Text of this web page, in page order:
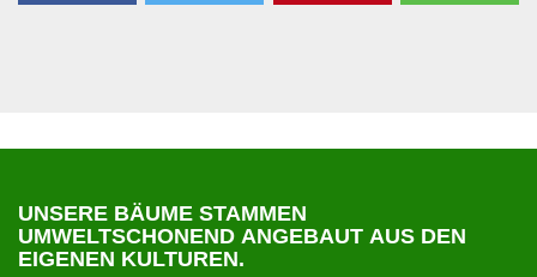
UNSERE BÄUME STAMMEN
UMWELTSCHONEND ANGEBAUT AUS DEN
EIGENEN KULTUREN.